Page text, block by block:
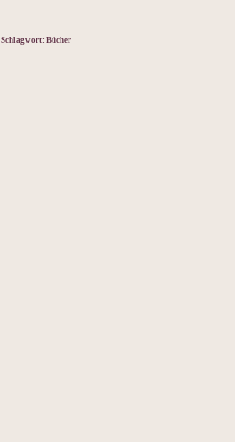
Schlagwort: Bücher